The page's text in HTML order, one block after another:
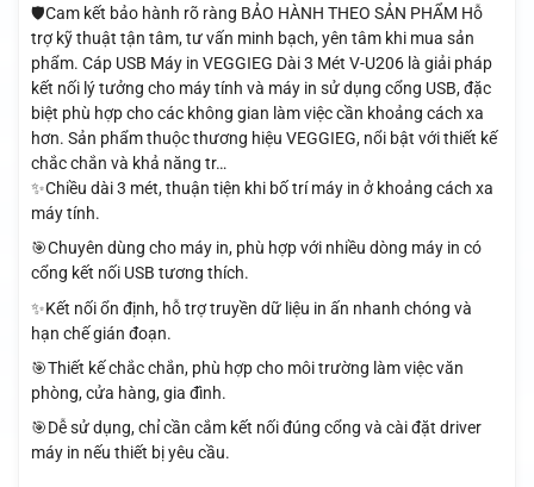
🛡️Cam kết bảo hành rõ ràng BẢO HÀNH THEO SẢN PHẨM Hỗ
trợ kỹ thuật tận tâm, tư vấn minh bạch, yên tâm khi mua sản
phẩm. Cáp USB Máy in VEGGIEG Dài 3 Mét V-U206 là giải pháp
kết nối lý tưởng cho máy tính và máy in sử dụng cổng USB, đặc
biệt phù hợp cho các không gian làm việc cần khoảng cách xa
hơn. Sản phẩm thuộc thương hiệu VEGGIEG, nổi bật với thiết kế
chắc chắn và khả năng tr…
✨Chiều dài 3 mét, thuận tiện khi bố trí máy in ở khoảng cách xa
máy tính.
🎯Chuyên dùng cho máy in, phù hợp với nhiều dòng máy in có
cổng kết nối USB tương thích.
✨Kết nối ổn định, hỗ trợ truyền dữ liệu in ấn nhanh chóng và
hạn chế gián đoạn.
🎯Thiết kế chắc chắn, phù hợp cho môi trường làm việc văn
phòng, cửa hàng, gia đình.
🎯Dễ sử dụng, chỉ cần cắm kết nối đúng cổng và cài đặt driver
máy in nếu thiết bị yêu cầu.